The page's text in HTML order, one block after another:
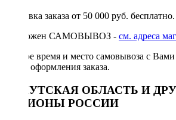
Доставка заказа от 50 000 руб. бесплатно.
Возможен САМОВЫВОЗ - см. адреса
Точное время и место самовывоза с Вами
после оформления заказа.
ИРКУТСКАЯ ОБЛАСТЬ И
РЕГИОНЫ РОССИИ